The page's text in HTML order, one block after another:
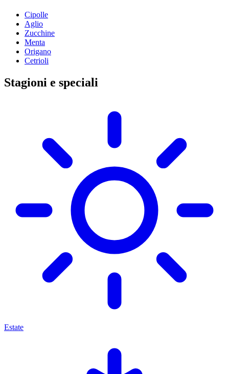
Cipolle
Aglio
Zucchine
Menta
Origano
Cetrioli
Stagioni e speciali
Estate